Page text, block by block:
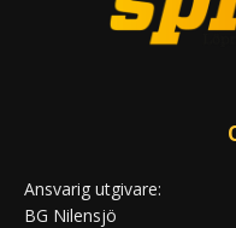
Ansvarig utgivare:
BG Nilensjö